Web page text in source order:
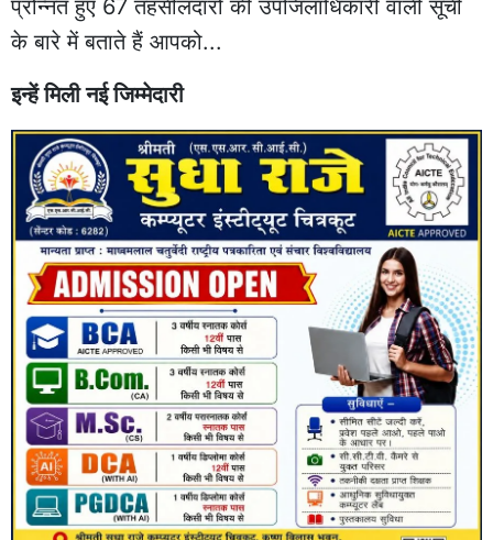
प्रोन्नत हुए 67 तहसीलदारों की उपजिलाधिकारी वाली सूची
के बारे में बताते हैं आपको...
इन्हें मिली नई जिम्मेदारी